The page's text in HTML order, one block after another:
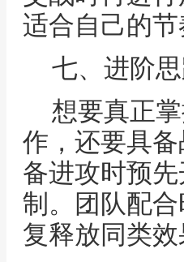
适合自己的节
七、进阶
想要真正
作，还要具
备进攻时预
制。团队配
复释放同类效